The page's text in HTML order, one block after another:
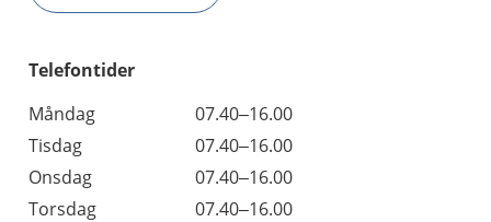
Telefontider
Måndag
07.40–16.00
Tisdag
07.40–16.00
Onsdag
07.40–16.00
Torsdag
07.40–16.00